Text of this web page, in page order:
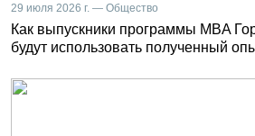
29 июля 2026 г. — Общество
Как выпускники программы MBA
будут использовать полученный